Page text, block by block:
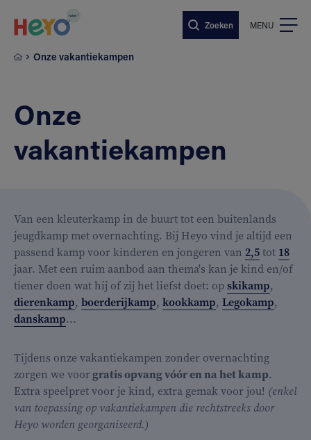
Zoeken MENU
Onze vakantiekampen
Onze
vakantiekampen
Van een kleuterkamp in de buurt tot een buitenlands
jeugdkamp met overnachting. Bij Heyo vind je altijd een
passend kamp voor kinderen en jongeren van 2,5tot 18
jaar. Met een ruim aanbod aan thema's kan je kind en/of
tiener doen wat hij of zij het liefst doet: opskikamp,
dierenkamp, boerderijkamp, kookkamp, Legokamp,
danskamp...
Tijdens onze vakantiekampen zonder overnachting
zorgen we voorgratis opvang vóór en na het kamp.
Extra speelpret voor je kind, extra gemak voor jou! (enkel
van toepassing op vakantiekampen die rechtstreeks door
Heyo worden georganiseerd.)